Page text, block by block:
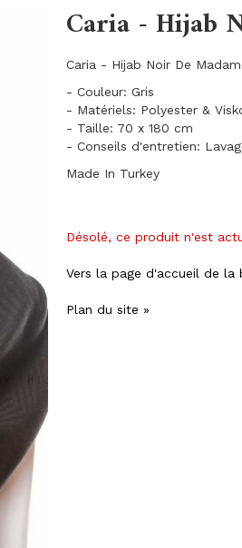
Caria - Hijab
Caria - Hijab Noir De
- Couleur: Gris
- Matériels: Polyester &
- Taille: 70 x 180 cm
- Conseils d'entretien:
Made In Turkey
Désolé, ce produit n'est
Vers la page d'accueil de la
Plan du site »